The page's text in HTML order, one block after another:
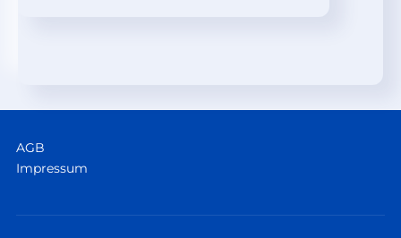
AGB
Impressum